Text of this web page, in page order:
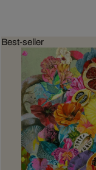
Best-seller